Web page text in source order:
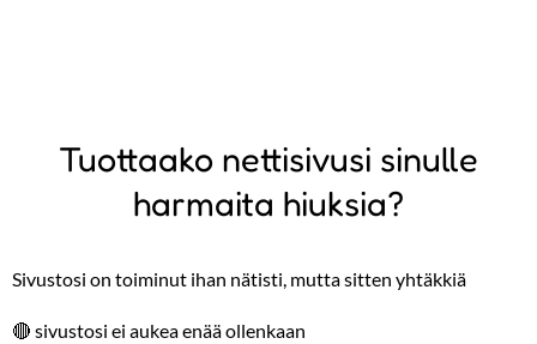
Tuottaako nettisivusi sinulle
harmaita hiuksia?
Sivustosi on toiminut ihan nätisti, mutta sitten yhtäkkiä
🔴 sivustosi ei aukea enää ollenkaan